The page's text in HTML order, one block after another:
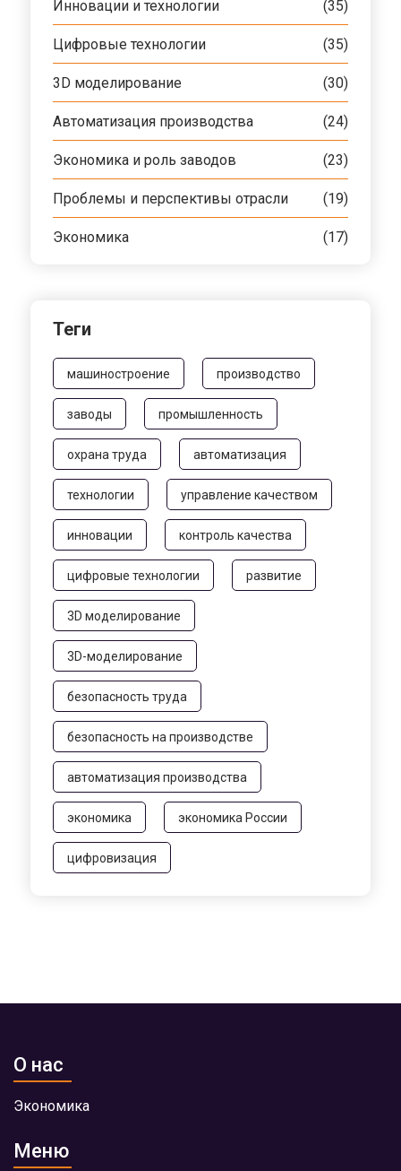
Инновации и технологии (35)
Цифровые технологии (35)
3D моделирование (30)
Автоматизация производства (24)
Экономика и роль заводов (23)
Проблемы и перспективы отрасли (19)
Экономика (17)
Теги
машиностроение производство
заводы промышленность
охрана труда автоматизация
технологии управление качеством
инновации контроль качества
цифровые технологии развитие
3D моделирование
3D-моделирование
безопасность труда
безопасность на производстве
автоматизация производства
экономика экономика России
цифровизация
О нас
Экономика
Меню